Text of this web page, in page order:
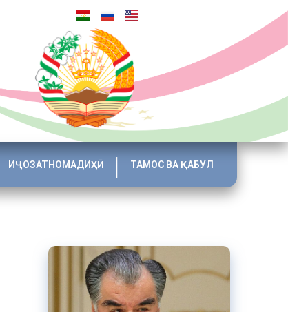
ИҶОЗАТНОМАДИҲӢ ТАМОС ВА ҚАБУЛ